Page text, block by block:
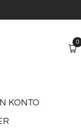
KONTO
0